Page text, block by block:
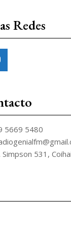
Redes
5669 5480
531,